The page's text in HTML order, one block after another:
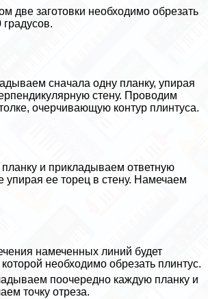
две заготовки необходимо обрезать
сначала одну планку, упирая
стену. Проводим
очерчивающую контур плинтуса.
и прикладываем ответную
упирая ее торец в стену. Намечаем
намеченных линий будет
необходимо обрезать плинтус.
поочередно каждую планку и
точку отреза.